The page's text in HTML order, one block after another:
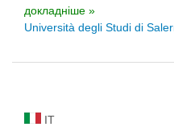
докладніше »
Università degli Studi di
IT